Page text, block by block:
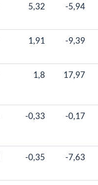
5,32 -5,94
1,91 -9,39
1,8 17,97
-0,33 -0,17
-0,35 -7,63